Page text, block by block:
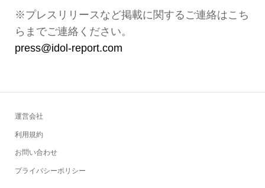
※プレスリリースなど掲載に関するご連絡はこち
らまでご連絡ください。
press@idol-report.com
運営会社
利用規約
お問い合わせ
プライバシーポリシー